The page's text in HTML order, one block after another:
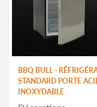
BBQ BULL -
STANDARD PORTE
INOXYDABLE